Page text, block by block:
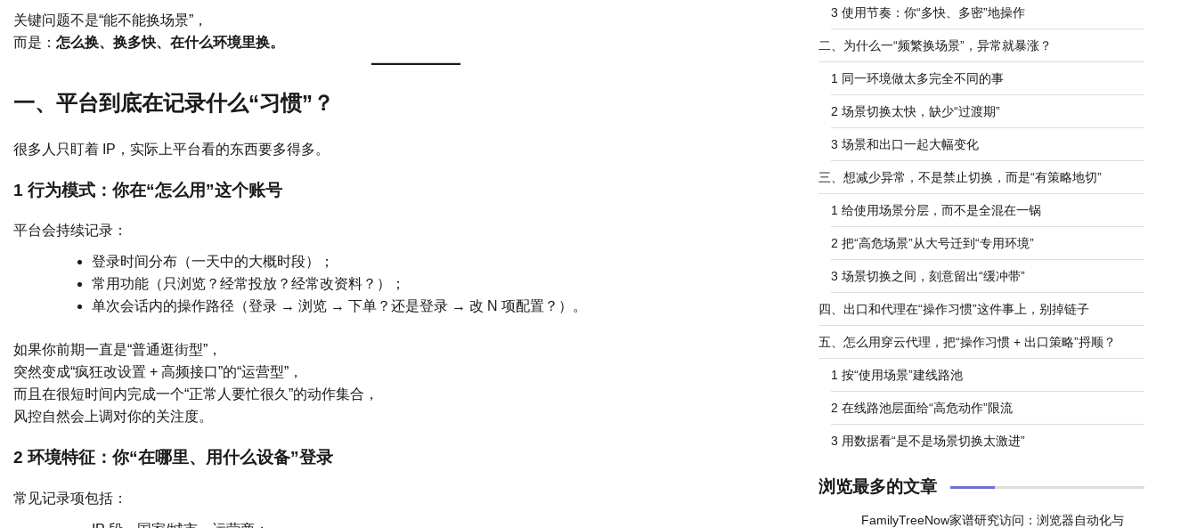
关键问题不是“能不能换场景”，
而是： 怎么换、换多快、在什么环境里换。
一、平台到底在记录什么“习惯”？
很多人只盯着 IP，实际上平台看的东西要多得多。
1 行为模式：你在“怎么用”这个账号
平台会持续记录：
登录时间分布（一天中的大概时段）；
常用功能（只浏览？经常投放？经常改资料？）；
单次会话内的操作路径（登录 → 浏览 → 下单？还是登录 → 改 N 项配置？）。
如果你前期一直是“普通逛街型”，
突然变成“疯狂改设置 + 高频接口”的“运营型”，
而且在很短时间内完成一个“正常人要忙很久”的动作集合，
风控自然会上调对你的关注度。
2 环境特征：你“在哪里、用什么设备”登录
常见记录项包括：
3 使用节奏：你“多快、多密”地操作
二、为什么一“频繁换场景”，异常就暴涨？
1 同一环境做太多完全不同的事
2 场景切换太快，缺少“过渡期”
3 场景和出口一起大幅变化
三、想减少异常，不是禁止切换，而是“有策略地切”
1 给使用场景分层，而不是全混在一锅
2 把“高危场景”从大号迁到“专用环境”
3 场景切换之间，刻意留出“缓冲带”
四、出口和代理在“操作习惯”这件事上，别掉链子
五、怎么用穿云代理，把“操作习惯 + 出口策略”捋顺？
1 按“使用场景”建线路池
2 在线路池层面给“高危动作”限流
3 用数据看“是不是场景切换太激进”
浏览最多的文章
FamilyTreeNow家谱研究访问：浏览器自动化与